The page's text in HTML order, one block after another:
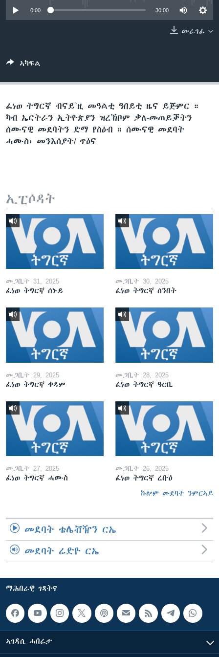
ቂሔ ጽልሚ
ቋንቋታት
0:00 30:00
መራገፊ
ኣካፍል
ፈነወ ትግርኛ ብናይ`ዚ መዓልቲ ዓበይቲ ዜና ይጅምር ።
ካብ ኤርትራን ኢትዮጵያን ዝረኽቦም ቃለ-መጠይቓትን
ሰሙናዊ መደባትን ድማ የስዕብ ። ሰሙናዊ መደባት
ሓሙስ፡ መንእሰያት/ ጥዕና
ኢፒሶዳት
መጋቢት 31, 2025
ፈነወ ትግርኛ ሰኑይ
መጋቢት 30, 2025
ፈነወ ትግርኛ ሰንበት
መጋቢት 29, 2025
ፈነወ ትግርኛ ቀዳም
መጋቢት 28, 2025
ፈነወ ትግርኛ ዓርቢ
መጋቢት 27, 2025
ፈነወ ትግርኛ ሓሙስ
መጋቢት 26, 2025
ፈነወ ትግርኛ ረቡዕ
ኩሎም መደባት ንምርኣይ
መደባት ቴሌቭዥን ርኤ
መደባት ሬድዮ ርኤ
ማሕበራዊ ገጻትና
ኣገዳሲ ሓበሬታ